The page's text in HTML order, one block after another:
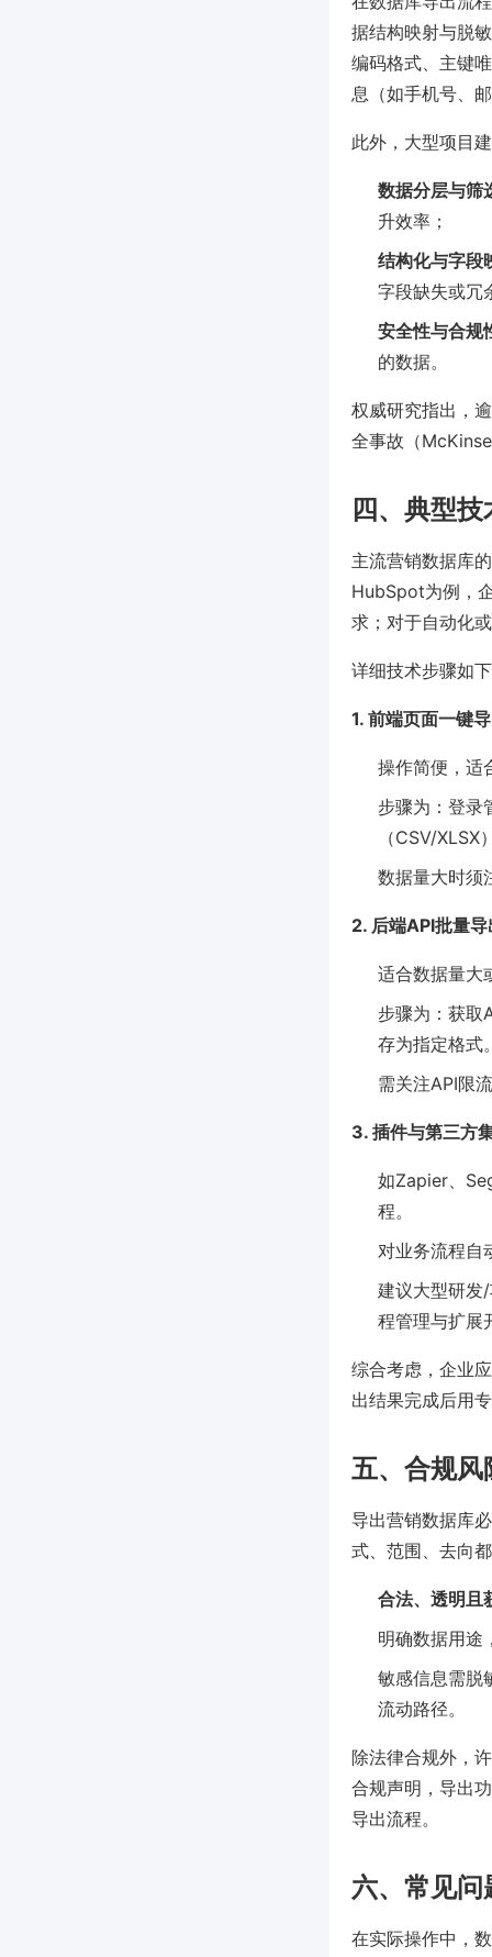
据结构映射与脱
编码格式、主键
息（如手机号、
此外，大型项目
数据分层与筛
升效率；
结构化与字段
字段缺失或冗
安全性与合规
的数据。
权威研究指出，
全事故（
四、典型
主流营销数据库
HubSpot为例，
求；对于自动化
详细技术步骤如
1. 前端页面一键
操作简便，适
步骤为：登
（CSV/
数据量大时须
2. 后端API批量导
适合数据量大
步骤为：获
存为指定格式
需关注API限
3. 插件与第三方
如Zapier、
程。
对业务流程自
建议大型研发
程管理与扩展
综合考虑，企业
出结果完成后用
五、合规风
导出营销数据库
式、范围、去向
合法、透明且
明确数据用途
敏感信息需脱
流动路径。
除法律合规外，
合规声明，导出
导出流程。
六、常见
在实际操作中，